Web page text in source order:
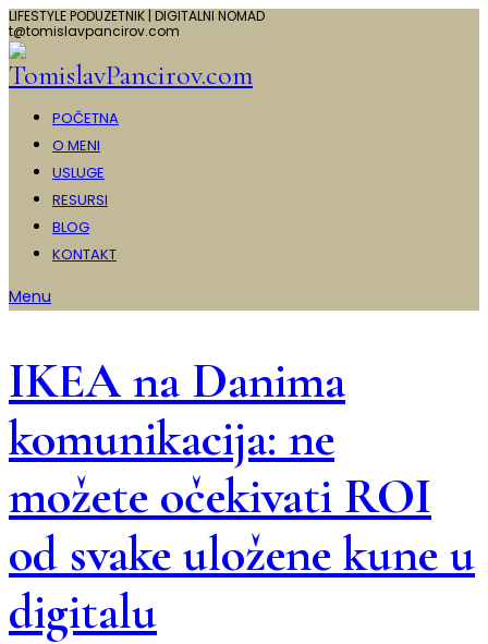
LIFESTYLE PODUZETNIK | DIGITALNI NOMAD
t@tomislavpancirov.com
POČETNA
O MENI
USLUGE
RESURSI
BLOG
KONTAKT
Menu
IKEA na Danima
komunikacija: ne
možete očekivati ROI
od svake uložene kune u
digitalu